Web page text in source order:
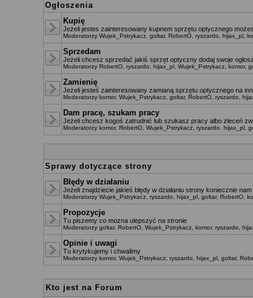
Ogłoszenia
Kupię
Jeżeli jestes zainteresowany kupnem sprzętu optycznego
Moderatorzy Wujek_Pstrykacz goltar, RobertO ryszardo hijax_pl
Sprzedam
Jeżeli chcesz sprzedać jakiś sprzęt optyczny dodaj swoje
Moderatorzy RobertO ryszardo hijax_pl Wujek_Pstrykacz komor,
Zamienię
Jeżeli jesteś zainteresowany zamianą sprzętu optycznego na
Moderatorzy komor, Wujek_Pstrykacz goltar, RobertO ryszardo
Dam pracę, szukam pracy
Jeżeli chcesz kogoś zatrudnić lub szukasz pracy albo zleceń
Moderatorzy komor, RobertO Wujek_Pstrykacz ryszardo hijax_pl
Sprawy dotyczące strony
Błędy w działaniu
Jeżeli znajdziecie jakieś błędy w działaniu strony koniecznie nam
Moderatorzy Wujek_Pstrykacz ryszardo hijax_pl goltar, RobertO
Propozycje
Tu piszemy co mozna ulepszyć na stronie
Moderatorzy goltar, RobertO Wujek_Pstrykacz komor, ryszardo
Opinie i uwagi
Tu krytykujemy i chwalimy
Moderatorzy komor, Wujek_Pstrykacz ryszardo hijax_pl goltar,
Kto jest na Forum